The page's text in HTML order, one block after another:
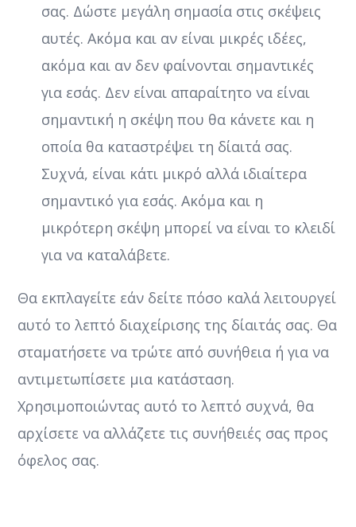
σας. Δώστε μεγάλη σημασία στις σκέψεις
αυτές. Ακόμα και αν είναι μικρές ιδέες,
ακόμα και αν δεν φαίνονται σημαντικές
για εσάς. Δεν είναι απαραίτητο να είναι
σημαντική η σκέψη που θα κάνετε και η
οποία θα καταστρέψει τη δίαιτά σας.
Συχνά, είναι κάτι μικρό αλλά ιδιαίτερα
σημαντικό για εσάς. Ακόμα και η
μικρότερη σκέψη μπορεί να είναι το κλειδί
για να καταλάβετε.
Θα εκπλαγείτε εάν δείτε πόσο καλά λειτουργεί
αυτό το λεπτό διαχείρισης της δίαιτάς σας. Θα
σταματήσετε να τρώτε από συνήθεια ή για να
αντιμετωπίσετε μια κατάσταση.
Χρησιμοποιώντας αυτό το λεπτό συχνά, θα
αρχίσετε να αλλάζετε τις συνήθειές σας προς
όφελος σας.